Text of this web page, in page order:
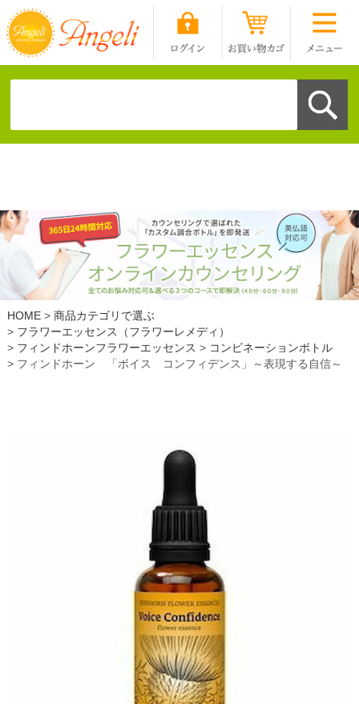
HOME
商品カテゴリで選ぶ
フラワーエッセンス（フラワーレメディ）
フィンドホーンフラワーエッセンス
コンビネーションボトル
フィンドホーン 「ボイス コンフィデンス」～表現する自信～